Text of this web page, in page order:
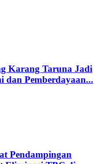
Karang Taruna Jadi
dan Pemberdayaan...
Pendampingan